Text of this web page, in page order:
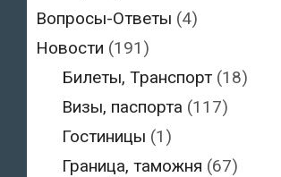
Вопросы-Ответы (4)
Новости (191)
Билеты, Транспорт(18)
Визы, паспорта (117)
Гостиницы (1)
Граница, таможня (67)